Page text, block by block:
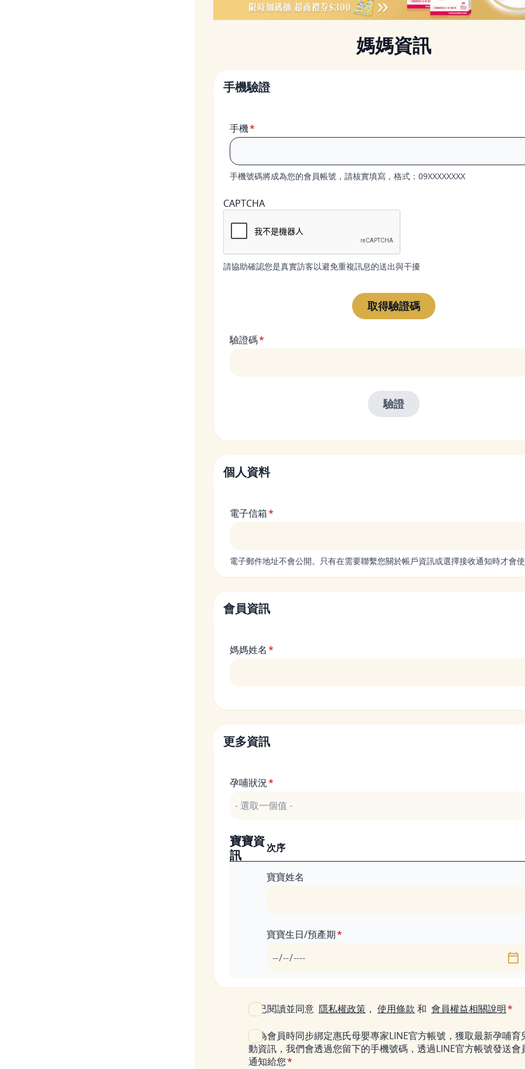
媽媽資訊
手機驗證
手機
手機號碼將成為您的會員帳號，請核實填寫，格式：09XXXXXXXX
CAPTCHA
請協助確認您是真實訪客以避免重複訊息的送出與干擾
驗證碼
個人資料
電子信箱
電子郵件地址不會公開。只有在需要聯繫您關於帳戶資訊或選擇接收通知時才會
會員資訊
媽媽姓名
更多資訊
孕哺狀況
寶寶資
訊
次序
寶寶姓名
寶寶生日/預產期
我已閱讀並同意 隱私權政策 ， 使用條款 和 會員權益相關說明
成為會員時同步綁定惠氏母嬰專家LINE官方帳號，獲取最新孕哺育
動資訊，我們會透過您留下的手機號碼，透過LINE官方帳號發送會
通知給您